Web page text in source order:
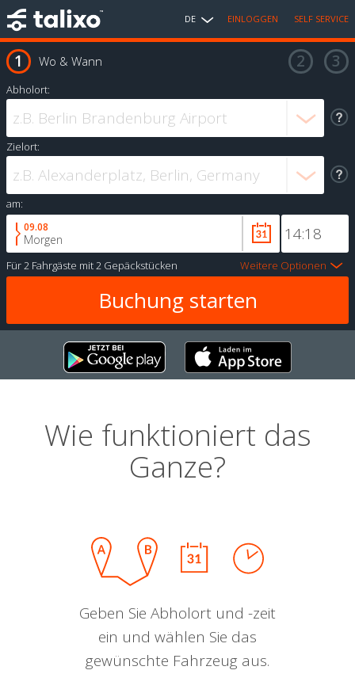
DE EINLOGGEN SELF SERVICE
Wo & Wann
Abholort:
Zielort:
am:
09.08
Morgen
Für2 Fahrgäste mit2 Gepäckstücken Weitere Optionen
Wie funktioniert das
Ganze?
Geben Sie Abholort und -zeit
ein und wählen Sie das
gewünschte Fahrzeug aus.